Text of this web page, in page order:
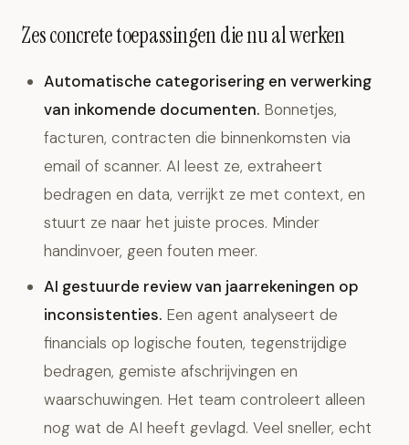
Zes concrete toepassingen die nu al werken
Automatische categorisering en verwerking
van inkomende documenten. Bonnetjes,
facturen, contracten die binnenkomsten via
email of scanner. AI leest ze, extraheert
bedragen en data, verrijkt ze met context, en
stuurt ze naar het juiste proces. Minder
handinvoer, geen fouten meer.
AI gestuurde review van jaarrekeningen op
inconsistenties. Een agent analyseert de
financials op logische fouten, tegenstrijdige
bedragen, gemiste afschrijvingen en
waarschuwingen. Het team controleert alleen
nog wat de AI heeft gevlagd. Veel sneller, echt